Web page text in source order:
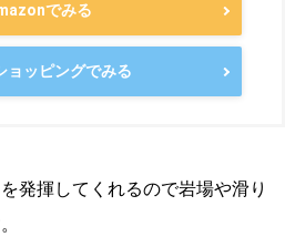
でみる
ョッピングでみる
発揮してくれるので岩場や滑り